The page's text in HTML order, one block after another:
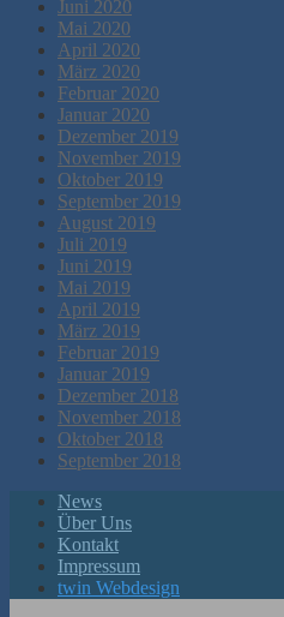
Juni 2020
Mai 2020
April 2020
März 2020
Februar 2020
Januar 2020
Dezember 2019
November 2019
Oktober 2019
September 2019
August 2019
Juli 2019
Juni 2019
Mai 2019
April 2019
März 2019
Februar 2019
Januar 2019
Dezember 2018
November 2018
Oktober 2018
September 2018
News
Über Uns
Kontakt
Impressum
twin Webdesign